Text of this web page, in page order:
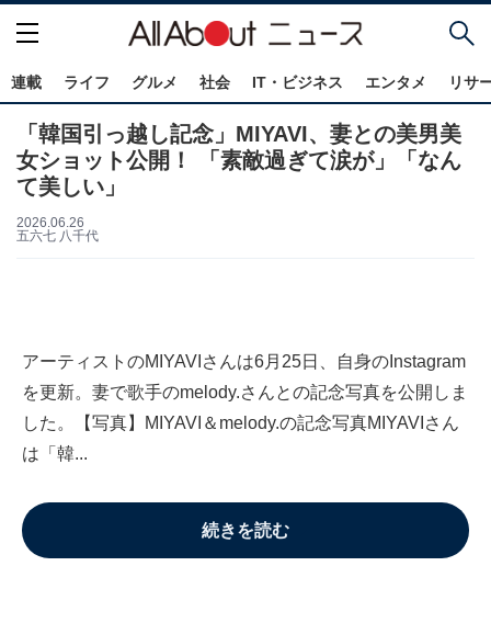
連載 ライフ グルメ 社会 IT・ビジネス エンタメ リサ
「韓国引っ越し記念」MIYAVI、妻との美男美
女ショット公開！ 「素敵過ぎて涙が」「なん
て美しい」
2026.06.26
五六七 八千代
アーティストのMIYAVIさんは6月25日、自身のInstagram
を更新。妻で歌手のmelody.さんとの記念写真を公開しま
した。【写真】MIYAVI＆melody.の記念写真MIYAVIさん
は「韓...
続きを読む